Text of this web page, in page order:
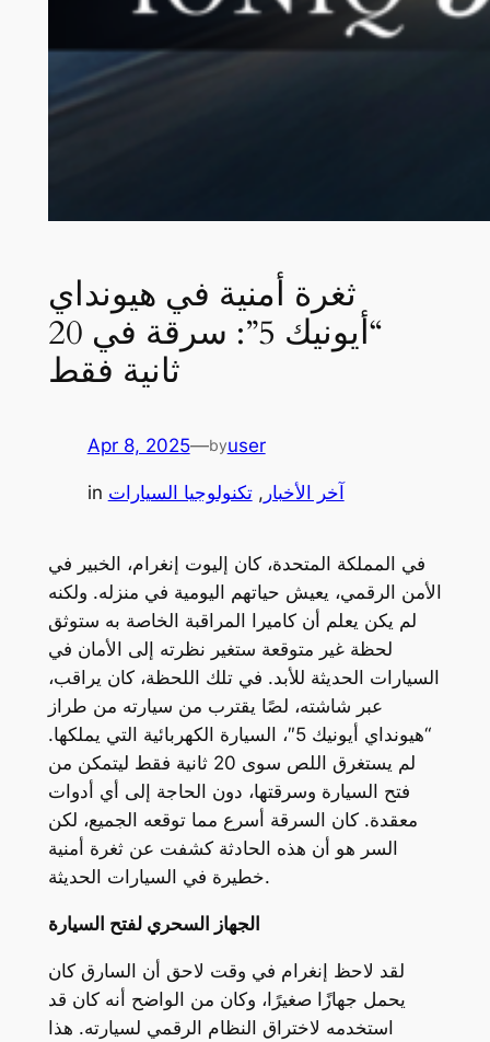
ثغرة أمنية في هيونداي
“أيونيك 5”: سرقة في 20
ثانية فقط
Apr 8, 2025—byuser
in آخر الأخبار , تكنولوجيا السيارات
في المملكة المتحدة، كان إليوت إنغرام، الخبير في
الأمن الرقمي، يعيش حياتهم اليومية في منزله. ولكنه
لم يكن يعلم أن كاميرا المراقبة الخاصة به ستوثق
لحظة غير متوقعة ستغير نظرته إلى الأمان في
السيارات الحديثة للأبد. في تلك اللحظة، كان يراقب،
عبر شاشته، لصًا يقترب من سيارته من طراز
“هيونداي أيونيك 5″، السيارة الكهربائية التي يملكها.
لم يستغرق اللص سوى 20 ثانية فقط ليتمكن من
فتح السيارة وسرقتها، دون الحاجة إلى أي أدوات
معقدة. كان السرقة أسرع مما توقعه الجميع، لكن
السر هو أن هذه الحادثة كشفت عن ثغرة أمنية
خطيرة في السيارات الحديثة.
الجهاز السحري لفتح السيارة
لقد لاحظ إنغرام في وقت لاحق أن السارق كان
يحمل جهازًا صغيرًا، وكان من الواضح أنه كان قد
استخدمه لاختراق النظام الرقمي لسيارته. هذا